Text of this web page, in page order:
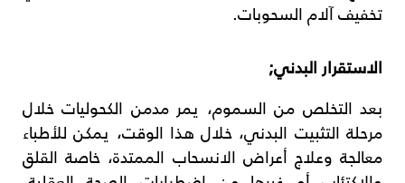
تخفيف آلام السحوبات.
الاستقرار البدني;
بعد التخلص من السموم، يمر مدمن الكحوليات خلال
مرحلة التثبيت البدني، خلال هذا الوقت، يمكن للأطباء
معالجة وعلاج أعراض الانسحاب الممتدة، خاصة القلق